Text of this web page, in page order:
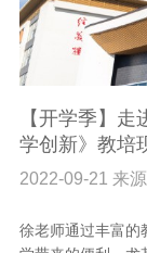
【开学季】
学创新》教培
2022-09-21 来
徐老师通过丰富的